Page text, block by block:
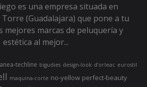
es una empresa situada en
(Guadalajara) que pone a tu
mejores marcas de peluquería y
estética al mejor...
anea-techline bigudies design-look d’orleac eurostil
maquina-corte no-yellow perfect-beauty